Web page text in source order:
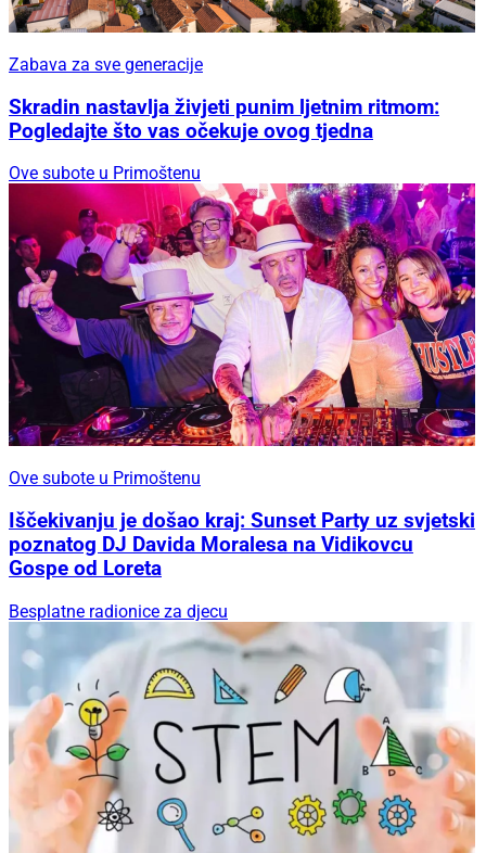
Zabava za sve generacije
Skradin nastavlja živjeti punim ljetnim ritmom:
Pogledajte što vas očekuje ovog tjedna
Ove subote u Primoštenu
Ove subote u Primoštenu
Iščekivanju je došao kraj: Sunset Party uz svjetski
poznatog DJ Davida Moralesa na Vidikovcu
Gospe od Loreta
Besplatne radionice za djecu